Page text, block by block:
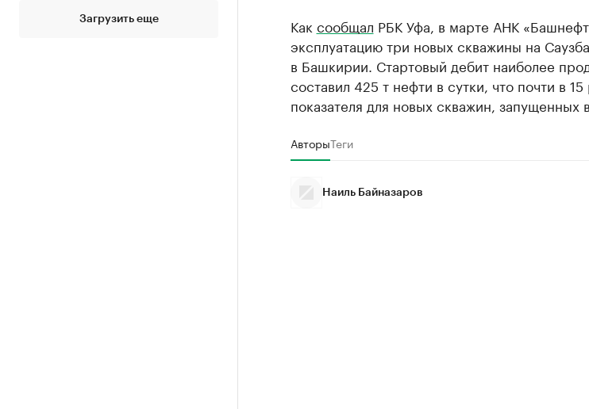
Загрузить еще
Как сообщал РБК Уфа, в марте АНК
эксплуатацию три новых скважины на
в Башкирии. Стартовый дебит наиболее
составил 425 т нефти в сутки, что почти в
показателя для новых скважин, запущенных
АвторыТеги
Наиль Байназаров